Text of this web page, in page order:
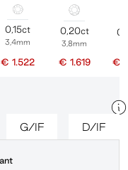
0,15ct
3,4mm
€ 1.522
0,20ct
3,8mm
€ 1.619 €
G/IF D/IF